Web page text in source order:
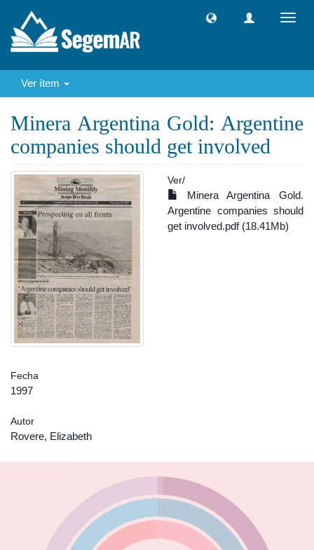
Ver ítem
Minera Argentina Gold: Argentine
companies should get involved
Ver/
Minera Argentina Gold.
Argentine companies should
get involved.pdf (18.41Mb)
Fecha
1997
Autor
Rovere, Elizabeth